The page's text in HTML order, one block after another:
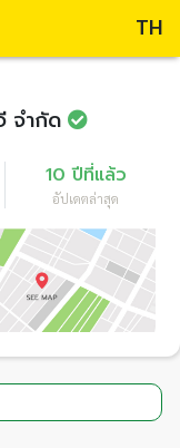
TH
จำกัด
10 ปีที่แล้ว
อัปเดตล่าสุด